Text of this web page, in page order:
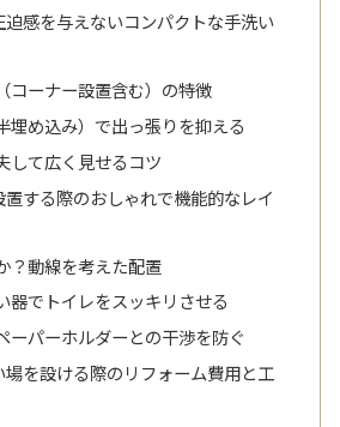
感を与えないコンパクトな手洗い
コーナー設置含む）の特徴
埋め込み）で出っ張りを抑える
して広く見せるコツ
する際のおしゃれで機能的なレイ
？動線を考えた配置
器でトイレをスッキリさせる
ーパーホルダーとの干渉を防ぐ
場を設ける際のリフォーム費用と工